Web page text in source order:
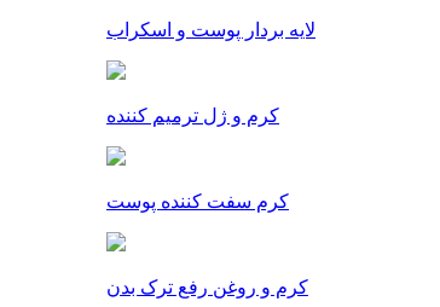
لایه بردار پوست و اسکراب
کرم و ژل ترمیم کننده
کرم سفت کننده پوست
کرم و روغن رفع ترک بدن